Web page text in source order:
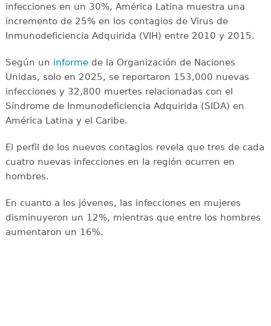
infecciones en un 30%, América Latina muestra una
incremento de 25% en los contagios de Virus de
Inmunodeficiencia Adquirida (VIH) entre 2010 y 2015.
Según un informede la Organización de Naciones
Unidas, solo en 2025, se reportaron 153,000 nuevas
infecciones y 32,800 muertes relacionadas con el
Síndrome de Inmunodeficiencia Adquirida (SIDA) en
América Latina y el Caribe.
El perfil de los nuevos contagios revela que tres de cada
cuatro nuevas infecciones en la región ocurren en
hombres.
En cuanto a los jóvenes, las infecciones en mujeres
disminuyeron un 12%, mientras que entre los hombres
aumentaron un 16%.